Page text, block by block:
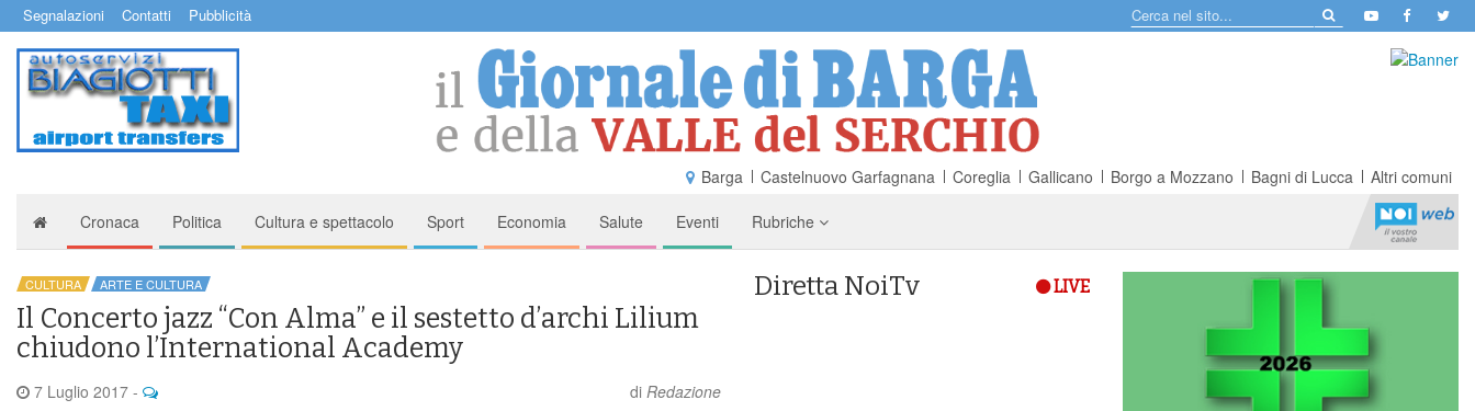
Segnalazioni Contatti Pubblicità
Barga Castelnuovo Garfagnana Coreglia Gallicano Borgo a Mozzano Bagni di Lucca Altri comuni
Cronaca Politica Cultura e spettacolo Sport Economia Salute Eventi Rubriche
CULTURA ARTE E CULTURA
Il Concerto jazz “Con Alma” e il sestetto d’archi Lilium
chiudono l’International Academy
7 Luglio 2017 - di Redazione
Diretta NoiTv LIVE